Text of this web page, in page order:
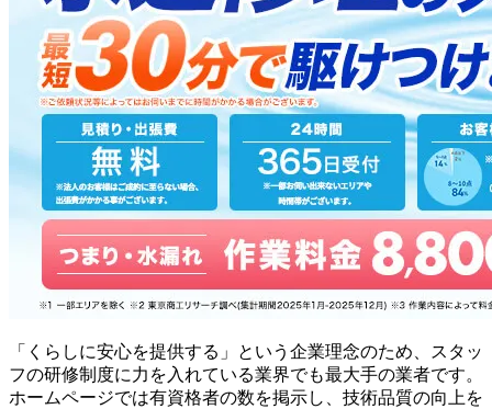
「くらしに安心を提供する」という企業理念のため、スタッ
フの研修制度に力を入れている業界でも最大手の業者です。
ホームページでは有資格者の数を掲示し、技術品質の向上を